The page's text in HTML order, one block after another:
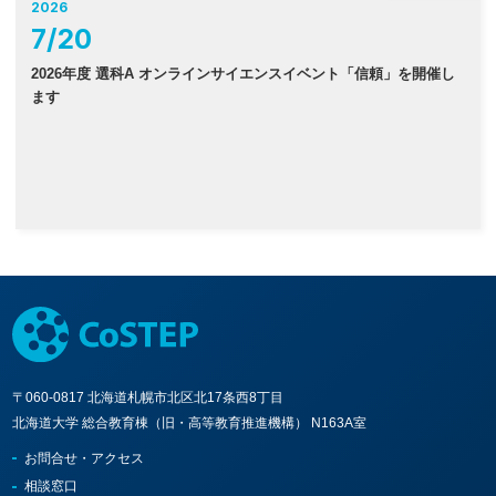
2026
7/20
2026年度 選科A オンラインサイエンスイベント「信頼」を開催し
ます
〒060-0817 北海道札幌市北区北17条西8丁目
北海道大学 総合教育棟（旧・高等教育推進機構） N163A室
お問合せ・アクセス
相談窓口